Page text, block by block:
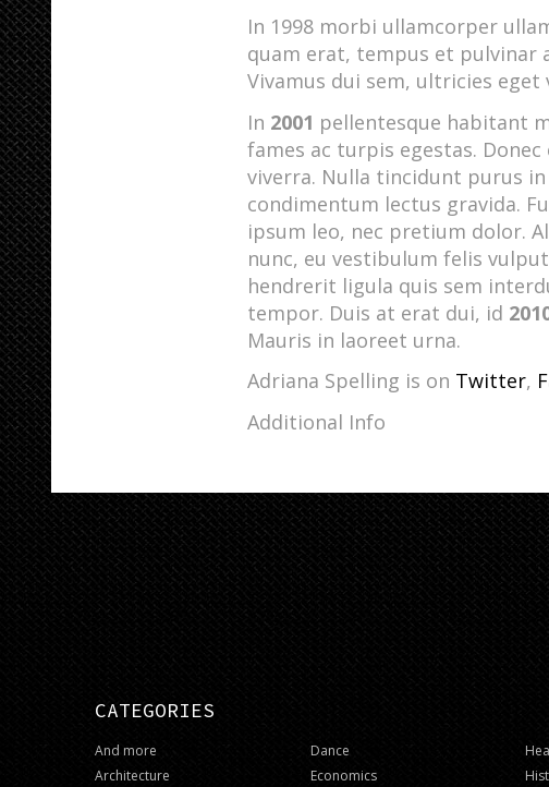
In 1998 morbi ullamcorper
quam erat, tempus et pulvinar
Vivamus dui sem, ultricies eget
In 2001 pellentesque habitant
fames ac turpis egestas.
viverra. Nulla tincidunt purus
condimentum lectus gravida.
ipsum leo, nec pretium dolor.
nunc, eu vestibulum felis
hendrerit ligula quis sem
tempor. Duis at erat dui, id
Mauris in laoreet urna.
Adriana Spelling is on Twitter,
Additional Info
CATEGORIES
And more
Architecture
Dance
Economics